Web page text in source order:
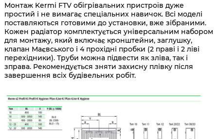
Монтаж Kermi FTV обігрівальних пристроїв дуже
простий і не вимагає спеціальних навичок. Всі моделі
поставляються готовими до установки, вже зібраними.
Кожен радіатор комплектується універсальним набором
для монтажу, який включає кронштейни, заглушку,
клапан Маєвського і 4 прохідні пробки (2 праві і 2 ліві
перехідники). Труби можна підвести як зліва, так і
зправа. Рекомендується зняти захисну плівку після
завершення всіх будівельних робіт.